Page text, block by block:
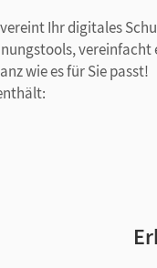
Ihr digitales
wie es für Sie passt!
zum Hörverstehen